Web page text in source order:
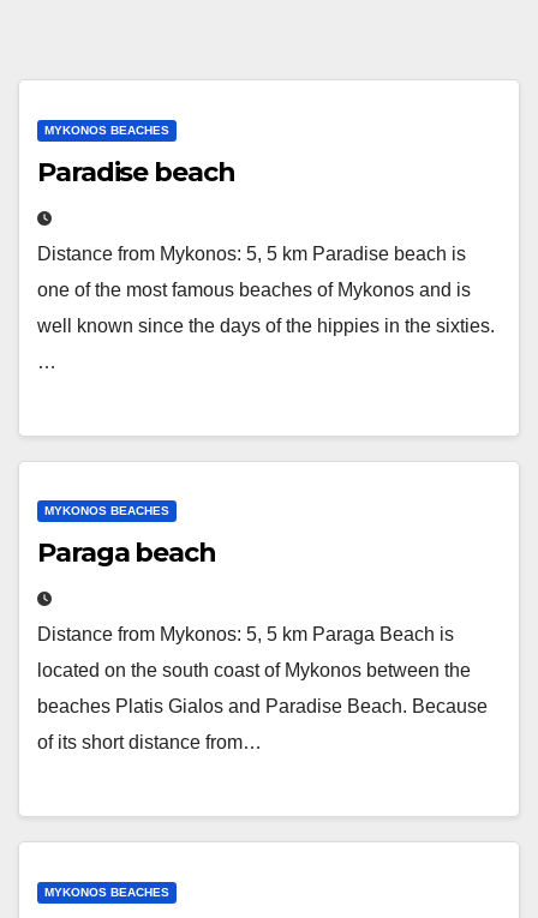
MYKONOS BEACHES
Paradise beach
Distance from Mykonos: 5, 5 km Paradise beach is
one of the most famous beaches of Mykonos and is
well known since the days of the hippies in the sixties.
…
MYKONOS BEACHES
Paraga beach
Distance from Mykonos: 5, 5 km Paraga Beach is
located on the south coast of Mykonos between the
beaches Platis Gialos and Paradise Beach. Because
of its short distance from…
MYKONOS BEACHES